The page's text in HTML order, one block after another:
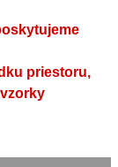
priestoru,